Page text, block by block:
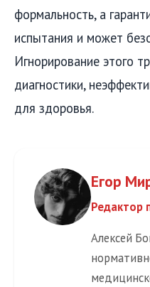
формальность, а
испытания и может
Игнорирование этого
диагностики,
для здоровья.
Егор
Редактор
Алексей